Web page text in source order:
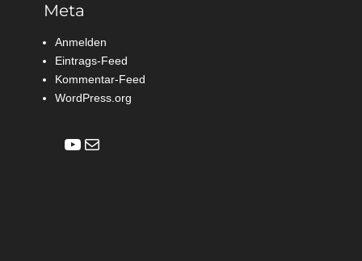
Meta
Anmelden
Eintrags-Feed
Kommentar-Feed
WordPress.org
YouTube
E-Mail